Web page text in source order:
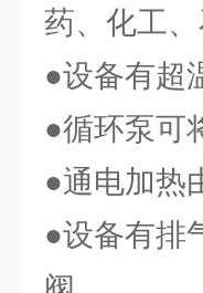
药、化工
●设备有超
●循环泵可
●通电加热
●设备有排